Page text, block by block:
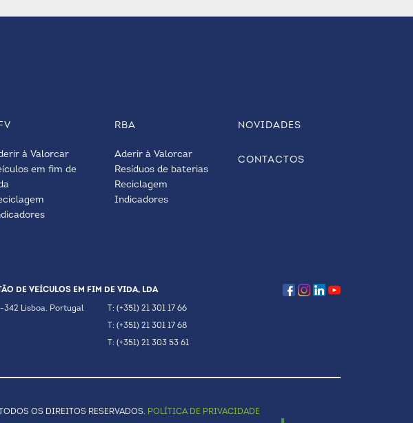
à Valorcar
em fim de
RBA
Aderir à Valorcar
Resíduos de baterias
Reciclagem
Indicadores
NOVIDADES
CONTACTOS
DE VEÍCULOS EM FIM DE VIDA, LDA
342 Lisboa. Portugal T: (+351) 21 301 17 66
T: (+351) 21 301 17 68
T: (+351) 21 303 53 61
OS DIREITOS RESERVADOS. POLÍTICA DE PRIVACIDADE